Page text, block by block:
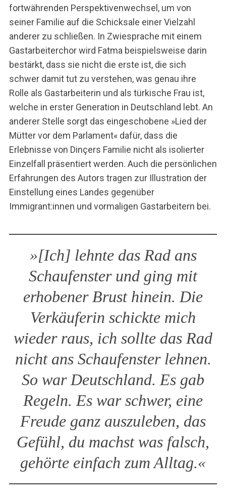
fortwährenden Perspektivenwechsel, um von
seiner Familie auf die Schicksale einer Vielzahl
anderer zu schließen. In Zwiesprache mit einem
Gastarbeiterchor wird Fatma beispielsweise darin
bestärkt, dass sie nicht die erste ist, die sich
schwer damit tut zu verstehen, was genau ihre
Rolle als Gastarbeiterin und als türkische Frau ist,
welche in erster Generation in Deutschland lebt. An
anderer Stelle sorgt das eingeschobene »Lied der
Mütter vor dem Parlament« dafür, dass die
Erlebnisse von Dinçers Familie nicht als isolierter
Einzelfall präsentiert werden. Auch die persönlichen
Erfahrungen des Autors tragen zur Illustration der
Einstellung eines Landes gegenüber
Immigrant:innen und vormaligen Gastarbeitern bei.
»[Ich] lehnte das Rad ans
Schaufenster und ging mit
erhobener Brust hinein. Die
Verkäuferin schickte mich
wieder raus, ich sollte das Rad
nicht ans Schaufenster lehnen.
So war Deutschland. Es gab
Regeln. Es war schwer, eine
Freude ganz auszuleben, das
Gefühl, du machst was falsch,
gehörte einfach zum Alltag.«
S
h
e
n
n
c
: